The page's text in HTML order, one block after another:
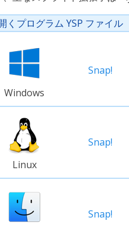
くプログラム YSP ファイル
Windows
Snap!
Linux
Snap!
Snap!